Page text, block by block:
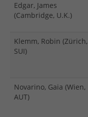
Edgar, James
(Cambridge, U.K.)
Klemm, Robin (Zürich,
SUI)
Novarino, Gaia (Wien,
AUT)